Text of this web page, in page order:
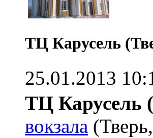
ТЦ Карусель
25.01.2013
ТЦ Карусель
вокзала